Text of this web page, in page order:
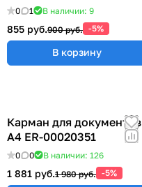
0 1 В наличии: 9
855 руб.900 руб. -5%
В корзину
Карман для документов
А4 ER-00020351
0 0 В наличии: 126
1 881 руб.1 980 руб. -5%